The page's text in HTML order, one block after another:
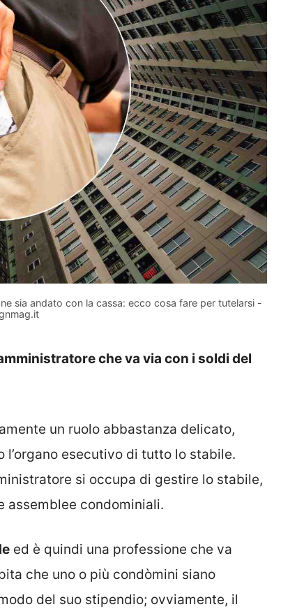
sia andato con la cassa: ecco cosa fare per tutelarsi -
che va via con i soldi del
un ruolo abbastanza delicato,
esecutivo di tutto lo stabile.
si occupa di gestire lo stabile,
assemblee condominiali.
ed è quindi una professione che va
che uno o più condòmini siano
del suo stipendio; ovviamente, il